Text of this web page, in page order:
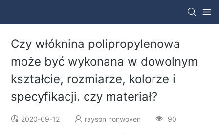
Czy włóknina polipropylenowa
może być wykonana w dowolnym
kształcie, rozmiarze, kolorze i
specyfikacji. czy materiał?
2020-09-12 rayson nonwoven 90